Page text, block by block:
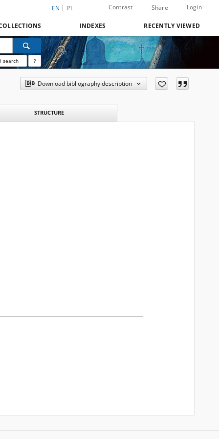
EN PL Contrast Share Login
INDEXES RECENTLY VIEWED
search ?
Download bibliography description
STRUCTURE